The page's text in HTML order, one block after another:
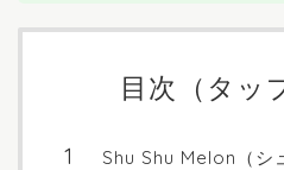
目次（タッ
Shu Shu Melon（シ